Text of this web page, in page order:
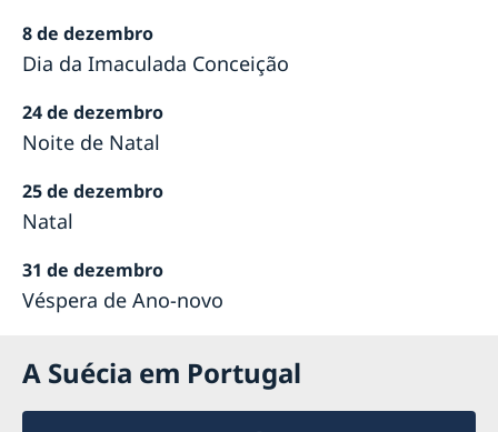
8 de dezembro
Dia da Imaculada Conceição
24 de dezembro
Noite de Natal
25 de dezembro
Natal
31 de dezembro
Véspera de Ano-novo
A Suécia em Portugal